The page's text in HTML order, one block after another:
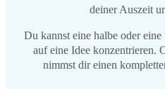
deiner Auszeit
Du kannst eine halbe oder
auf eine Idee konzentrieren.
nimmst dir einen